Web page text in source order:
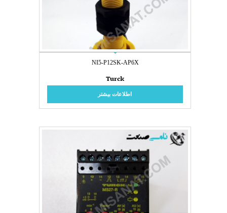
NI5-P12SK-AP6X
Turck
اطلاعات بیشتر